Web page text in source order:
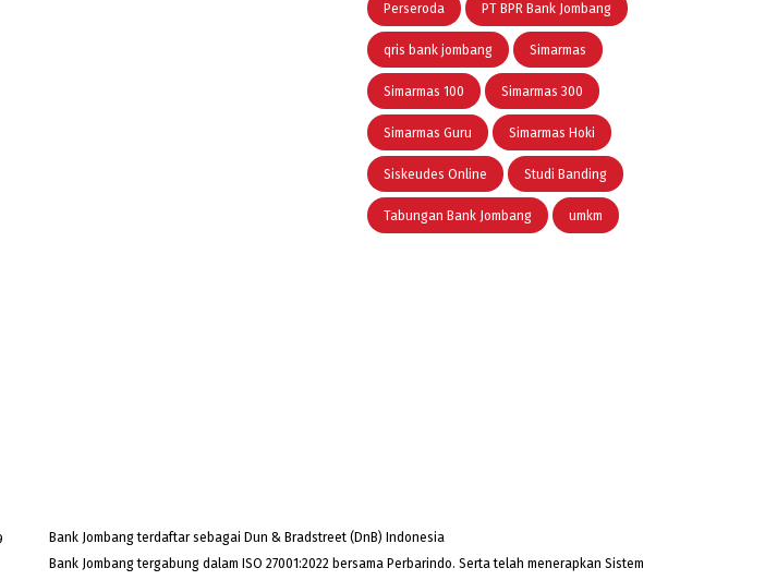
Perseroda PT BPR Bank Jombang
qris bank jombang Simarmas
Simarmas 100 Simarmas 300
Simarmas Guru Simarmas Hoki
Siskeudes Online Studi Banding
Tabungan Bank Jombang umkm
Bank Jombang terdaftar sebagai Dun & Bradstreet (DnB) Indonesia
Bank Jombang tergabung dalam ISO 27001:2022 bersama Perbarindo. Serta telah menerapkan Sistem